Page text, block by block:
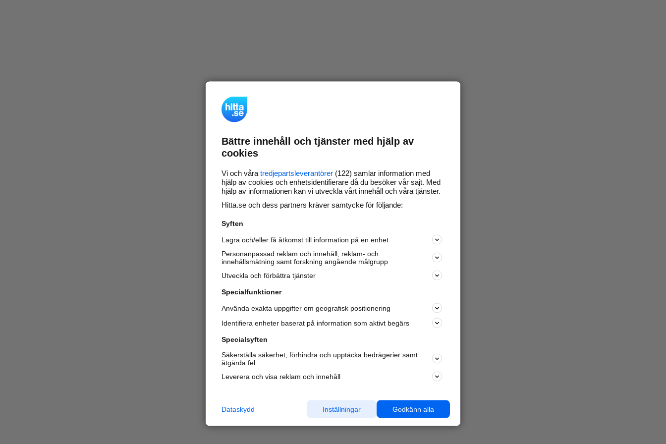
Bättre innehåll och tjänster med hjälp av
cookies
Vi och våra tredjepartsleverantörer (122) samlar information med
hjälp av cookies och enhetsidentifierare då du besöker vår sajt. Med
hjälp av informationen kan vi utveckla vårt innehåll och våra tjänster.
Hitta.se och dess partners kräver samtycke för följande:
Syften
Lagra och/eller få åtkomst till information på en enhet
Personanpassad reklam och innehåll, reklam- och
innehållsmätning samt forskning angående målgrupp
Utveckla och förbättra tjänster
Specialfunktioner
Använda exakta uppgifter om geografisk positionering
Identifiera enheter baserat på information som aktivt begärs
Specialsyften
Säkerställa säkerhet, förhindra och upptäcka bedrägerier samt
åtgärda fel
Leverera och visa reklam och innehåll
Godkänn alla
Inställningar
Dataskydd